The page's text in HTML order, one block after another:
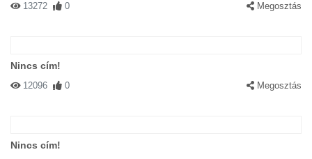
13272 0 Megosztás
Nincs cím!
12096 0 Megosztás
Nincs cím!